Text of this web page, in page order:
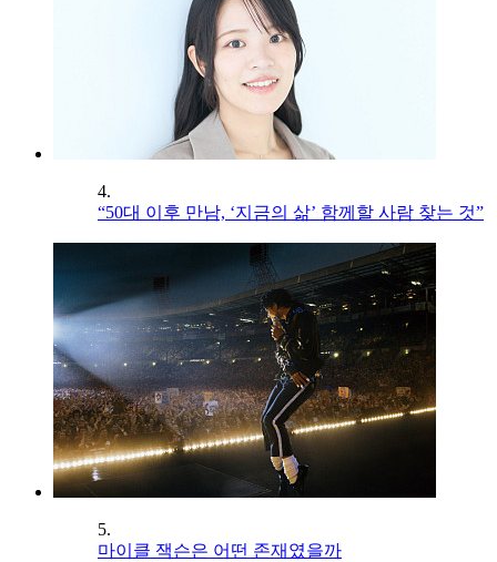
4.
“50대 이후 만남, ‘지금의 삶’ 함께할 사람 찾는 것”
5.
마이클 잭슨은 어떤 존재였을까